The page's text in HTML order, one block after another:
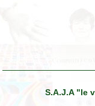
S.A.J.A "le